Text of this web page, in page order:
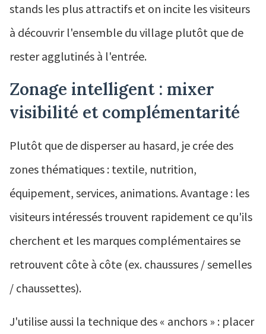
stands les plus attractifs et on incite les visiteurs
à découvrir l'ensemble du village plutôt que de
rester agglutinés à l'entrée.
Zonage intelligent : mixer
visibilité et complémentarité
Plutôt que de disperser au hasard, je crée des
zones thématiques : textile, nutrition,
équipement, services, animations. Avantage : les
visiteurs intéressés trouvent rapidement ce qu'ils
cherchent et les marques complémentaires se
retrouvent côte à côte (ex. chaussures / semelles
/ chaussettes).
J'utilise aussi la technique des « anchors » : placer